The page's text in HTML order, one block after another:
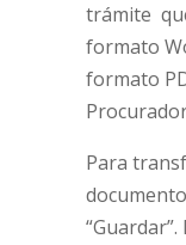
trámite
formato
formato
Para